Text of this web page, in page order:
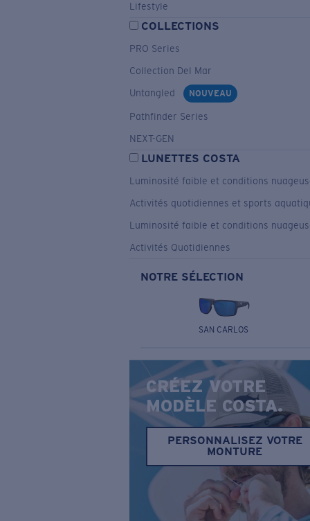
Lifestyle
COLLECTIONS
PRO Series
Collection Del Mar
Untangled
NOUVEAU
Pathfinder Series
NEXT-GEN
LUNETTES COSTA
Luminosité faible et conditions
Activités quotidiennes et sports
Luminosité faible et conditions
Activités Quotidiennes
NOTRE SÉLECTION
SAN CARLOS
CRÉEZ VOTRE
MODÈLE COSTA.
PERSONNALISEZ VOTRE
MONTURE